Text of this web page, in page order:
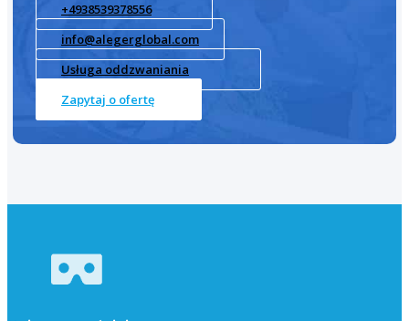
+4938539378556
info@alegerglobal.com
Usługa oddzwaniania
Zapytaj o ofertę